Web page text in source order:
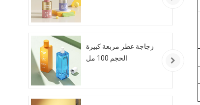
زجاجة عطر مربعة كبيرة
الحجم 100 مل